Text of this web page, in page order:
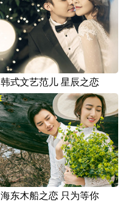
韩式文艺范儿 星辰之恋
海东木船之恋 只为等你